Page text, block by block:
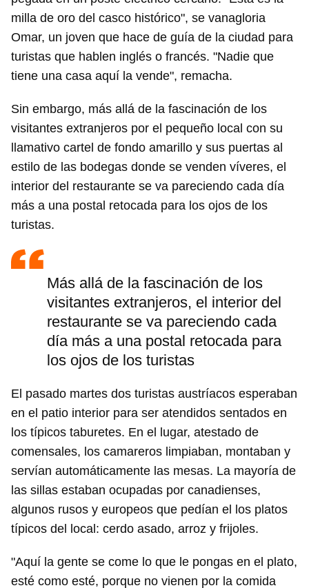
milla de oro del casco histórico", se vanagloria
Omar, un joven que hace de guía de la ciudad para
turistas que hablen inglés o francés. "Nadie que
tiene una casa aquí la vende", remacha.
Sin embargo, más allá de la fascinación de los
visitantes extranjeros por el pequeño local con su
llamativo cartel de fondo amarillo y sus puertas al
estilo de las bodegas donde se venden víveres, el
interior del restaurante se va pareciendo cada día
más a una postal retocada para los ojos de los
turistas.
Más allá de la fascinación de los
visitantes extranjeros, el interior del
restaurante se va pareciendo cada
día más a una postal retocada para
los ojos de los turistas
El pasado martes dos turistas austríacos esperaban
en el patio interior para ser atendidos sentados en
los típicos taburetes. En el lugar, atestado de
comensales, los camareros limpiaban, montaban y
servían automáticamente las mesas. La mayoría de
las sillas estaban ocupadas por canadienses,
algunos rusos y europeos que pedían el los platos
típicos del local: cerdo asado, arroz y frijoles.
"Aquí la gente se come lo que le pongas en el plato,
esté como esté, porque no vienen por la comida